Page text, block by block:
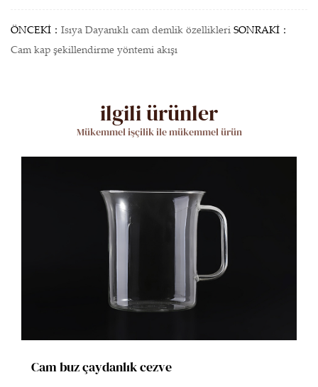
ÖNCEKİ： Isıya Dayanıklı cam demlik özellikleri SONRAKİ：
Cam kap şekillendirme yöntemi akışı
ilgili ürünler
Mükemmel işçilik ile mükemmel ürün
Cam buz çaydanlık cezve